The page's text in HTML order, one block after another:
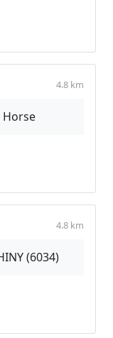
4.8 km
Horse
4.8 km
(6034)